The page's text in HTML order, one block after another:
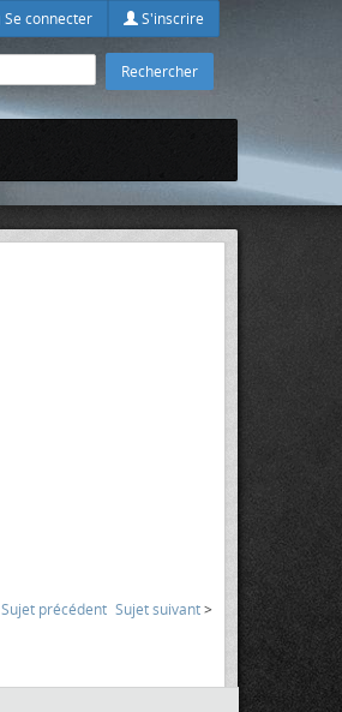
Se connecter S'inscrire
Sujet précédent Sujet suivant >